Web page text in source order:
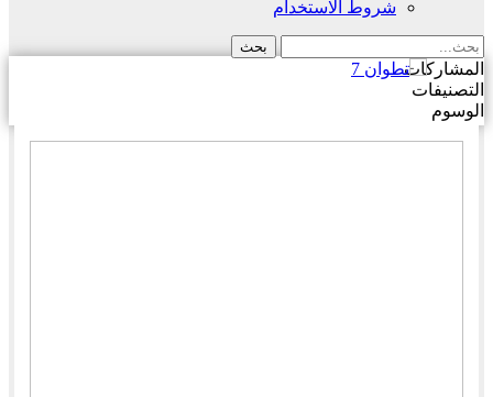
شروط الاستخدام
المشاركات
التصنيفات
الوسوم